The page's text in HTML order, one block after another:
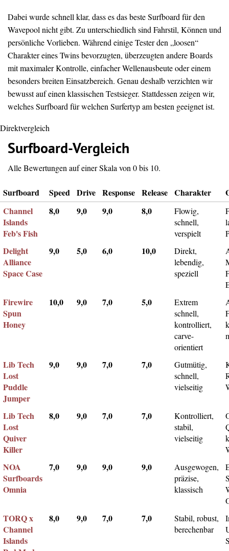
Dabei wurde schnell klar, dass es das beste Surfboard für den
Wavepool nicht gibt. Zu unterschiedlich sind Fahrstil, Können und
persönliche Vorlieben. Während einige Tester den „loosen“
Charakter eines Twins bevorzugten, überzeugten andere Boards
mit maximaler Kontrolle, einfacher Wellenausbeute oder einem
besonders breiten Einsatzbereich. Genau deshalb verzichten wir
bewusst auf einen klassischen Testsieger. Stattdessen zeigen wir,
welches Surfboard für welchen Surfertyp am besten geeignet ist.
Direktvergleich
Surfboard-Vergleich
Alle Bewertungen auf einer Skala von 0 bis 10.
Surfboard Speed Drive Response Release Charakter
Channel
Islands
Feb's Fish
8,0 9,0 9,0 8,0
Flowig,
schnell,
verspielt
Delight
Alliance
Space Case
9,0 5,0 6,0 10,0
Direkt,
lebendig,
speziell
Firewire
Spun
Honey
10,0 9,0 7,0 5,0
Extrem
schnell,
kontrolliert,
carve-
orientiert
Lib Tech
Lost
Puddle
Jumper
9,0 9,0 7,0 7,0
Gutmütig,
schnell,
vielseitig
Lib Tech
Lost
Quiver
Killer
8,0 9,0 7,0 7,0
Kontrolliert,
stabil,
vielseitig
NOA
Surfboards
Omnia
7,0 9,0 9,0 9,0
Ausgewogen,
präzise,
klassisch
TORQ x
Channel
Islands
8,0 9,0 7,0 7,0
Stabil, robust,
berechenbar